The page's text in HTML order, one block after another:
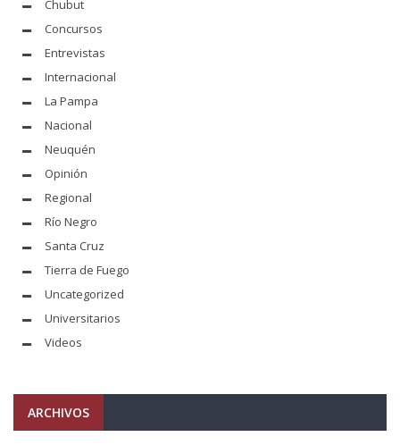
Chubut
Concursos
Entrevistas
Internacional
La Pampa
Nacional
Neuquén
Opinión
Regional
Río Negro
Santa Cruz
Tierra de Fuego
Uncategorized
Universitarios
Videos
ARCHIVOS